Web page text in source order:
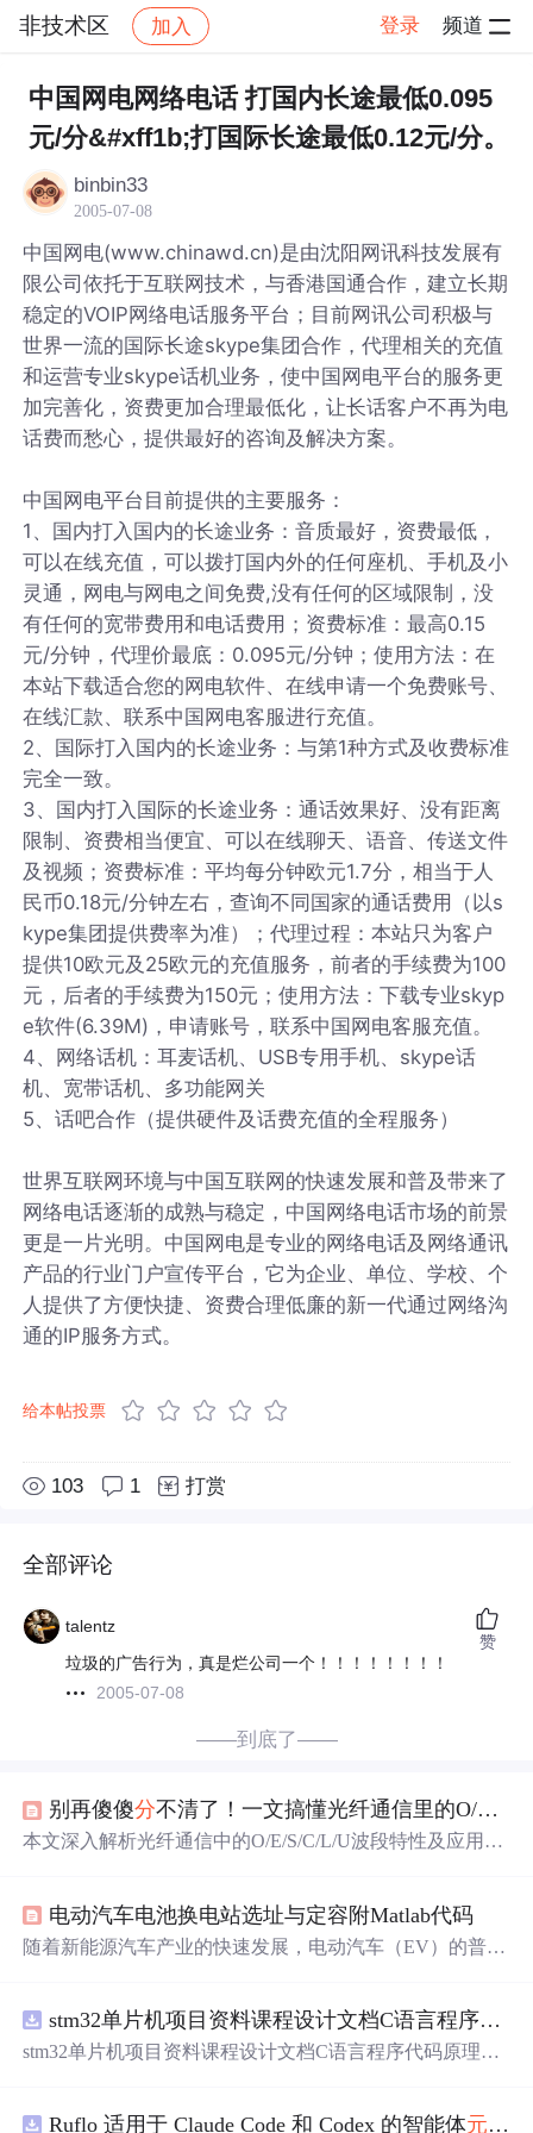
非技术区 加入 登录 频道
社区 非技术区 帖子详情
中国网电网络电话 打国内长途最低0.095
元/分&#xff1b;打国际长途最低0.12元/分。
binbin33
2005-07-08
中国网电(www.chinawd.cn)是由沈阳网讯科技发展有
限公司依托于互联网技术，与香港国通合作，建立长期
稳定的VOIP网络电话服务平台；目前网讯公司积极与
世界一流的国际长途skype集团合作，代理相关的充值
和运营专业skype话机业务，使中国网电平台的服务更
加完善化，资费更加合理最低化，让长话客户不再为电
话费而愁心，提供最好的咨询及解决方案。
中国网电平台目前提供的主要服务：
1、国内打入国内的长途业务：音质最好，资费最低，
可以在线充值，可以拨打国内外的任何座机、手机及小
灵通，网电与网电之间免费,没有任何的区域限制，没
有任何的宽带费用和电话费用；资费标准：最高0.15
元/分钟，代理价最底：0.095元/分钟；使用方法：在
本站下载适合您的网电软件、在线申请一个免费账号、
在线汇款、联系中国网电客服进行充值。
2、国际打入国内的长途业务：与第1种方式及收费标准
完全一致。
3、国内打入国际的长途业务：通话效果好、没有距离
限制、资费相当便宜、可以在线聊天、语音、传送文件
及视频；资费标准：平均每分钟欧元1.7分，相当于人
民币0.18元/分钟左右，查询不同国家的通话费用（以s
kype集团提供费率为准）；代理过程：本站只为客户
提供10欧元及25欧元的充值服务，前者的手续费为100
元，后者的手续费为150元；使用方法：下载专业skyp
e软件(6.39M)，申请账号，联系中国网电客服充值。
4、网络话机：耳麦话机、USB专用手机、skype话
机、宽带话机、多功能网关
5、话吧合作（提供硬件及话费充值的全程服务）
世界互联网环境与中国互联网的快速发展和普及带来了
网络电话逐渐的成熟与稳定，中国网络电话市场的前景
更是一片光明。中国网电是专业的网络电话及网络通讯
产品的行业门户宣传平台，它为企业、单位、学校、个
人提供了方便快捷、资费合理低廉的新一代通过网络沟
通的IP服务方式。
给本帖投票
103 1 打赏
全部评论
talentz
垃圾的广告行为，真是烂公司一个！！！！！！！！
2005-07-08
赞
——到底了——
别再傻傻分不清了！一文搞懂光纤通信里的O/E/S/C/L/U波段（附应用场景对比）
本文深入解析光纤通信中的O/E/S/C/L/U波段特性及应用场
场景的实战选型指南，揭示C波段在长途传输中的核心优
势及L波段的扩容价值。
电动汽车电池换电站选址与定容附Matlab代码
随着新能源汽车产业的快速发展，电动汽车（EV）的普及
极速补能”的核心优势，能够有效破解上述痛点，成为新能
源汽车补能体系的重要发展方向。换电站的选址与定容作
有决定性影响。本文将系统梳理电动汽车电池换电站选址
stm32单片机项目资料课程设计文档C语言程序代码原理图电路PCB实例用单片机制作多路输入电压表
stm32单片机项目资料课程设计文档C语言程序代码原理图
Ruflo 适用于 Claude Code 和 Codex 的智能体元框架